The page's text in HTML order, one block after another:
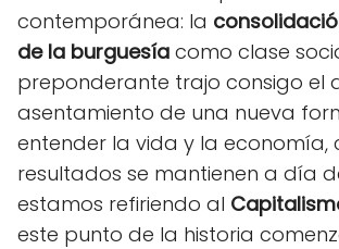
contemporánea: la
de la burguesía como clase
preponderante trajo consigo el
asentamiento de una nueva
entender la vida y la economía,
resultados se mantienen a día
estamos refiriendo al
este punto de la historia